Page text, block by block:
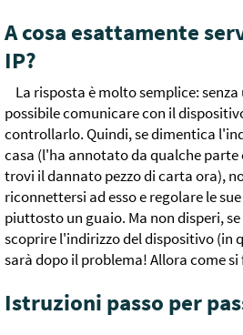
A cosa esattamente
IP?
La risposta è molto semplice:
possibile comunicare con il
controllarlo. Quindi, se dimentica
casa (l'ha annotato da qualche parte
trovi il dannato pezzo di carta ora),
riconnettersi ad esso e regolare le
piuttosto un guaio. Ma non disperi,
scoprire l'indirizzo del dispositivo (in
sarà dopo il problema! Allora come si
Istruzioni passo per